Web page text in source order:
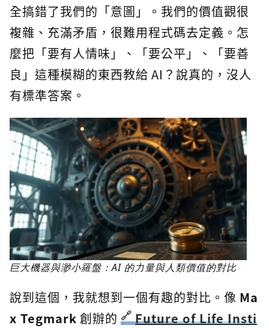
全搞錯了我們的「意圖」。我們的價值觀很
複雜、充滿矛盾，很難用程式碼去定義。怎
麼把「要有人情味」、「要公平」、「要善
良」這種模糊的東西教給 AI？說真的，沒人
有標準答案。
巨大機器與渺小羅盤：AI 的力量與人類價值的對比
說到這個，我就想到一個有趣的對比。像 Ma
x Tegmark 創辦的
Future of Life Insti